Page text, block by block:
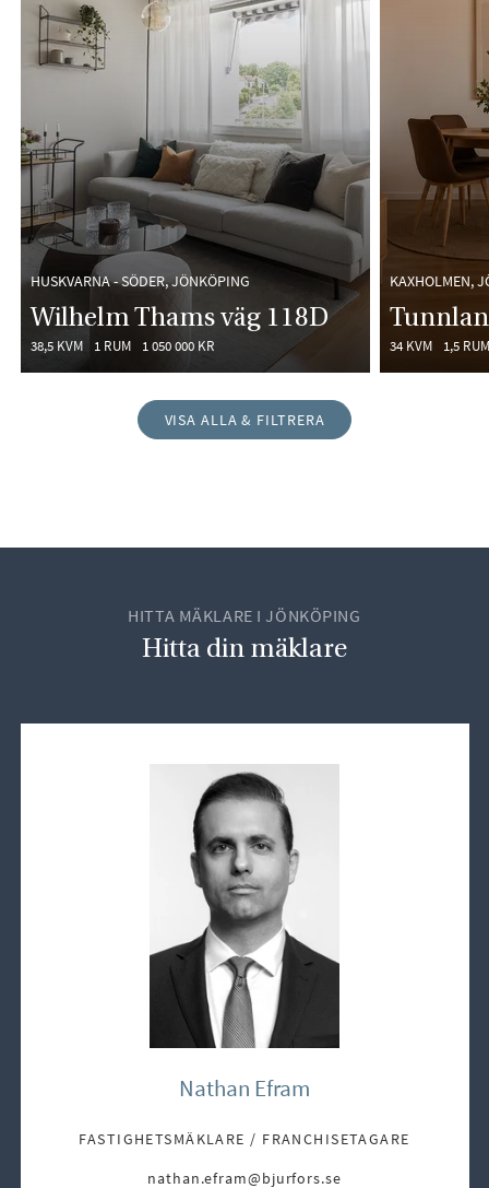
HUSKVARNA - SÖDER, JÖNKÖPING
Wilhelm Thams väg 118D
38,5 KVM 1 RUM 1 050 000 KR
KAXHOLMEN,
34 KVM 1,5 RUM
VISA ALLA & FILTRERA
HITTA MÄKLARE I JÖNKÖPING
Hitta din mäklare
Nathan Efram
FASTIGHETSMÄKLARE / FRANCHISETAGARE
E-post:
nathan.efram@bjurfors.se